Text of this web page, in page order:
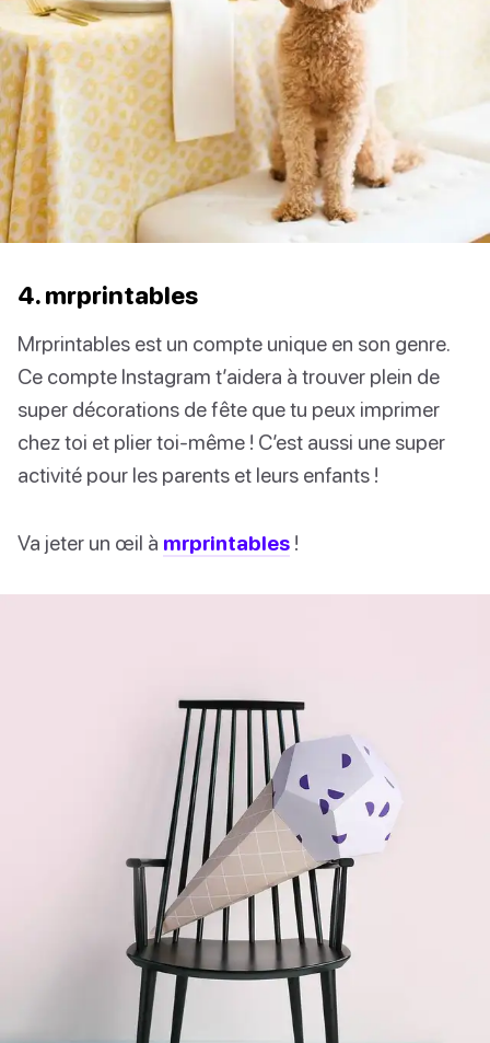
4. mrprintables
Mrprintables est un compte unique en son genre.
Ce compte Instagram t’aidera à trouver plein de
super décorations de fête que tu peux imprimer
chez toi et plier toi-même ! C’est aussi une super
activité pour les parents et leurs enfants !
Va jeter un œil à mrprintables !